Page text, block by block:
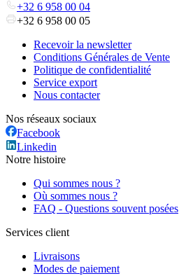
+32 6 958 00 04
+32 6 958 00 05
Recevoir la newsletter
Conditions Générales de Vente
Politique de confidentialité
Service export
Nous contacter
Nos réseaux sociaux
Facebook
Linkedin
Notre histoire
Qui sommes nous ?
Où sommes nous ?
FAQ - Questions souvent posées
Services client
Livraisons
Modes de paiement